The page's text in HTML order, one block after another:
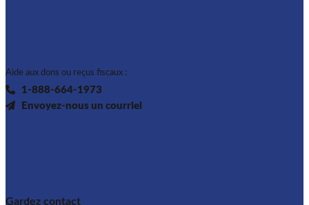
Aide aux dons ou reçus fiscaux :
1-888-664-1973
Envoyez-nous un courriel
Gardez contact